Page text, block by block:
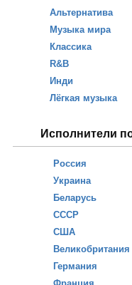
Альтернатива
Музыка мира
Классика
R&B
Инди
Лёгкая музыка
Исполнители
Россия
Украина
Беларусь
СССР
США
Великобритания
Германия